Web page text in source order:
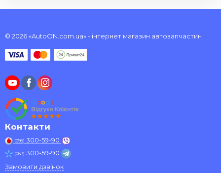
© 2026 «AutoON.com.ua» - інтернет магазин автозапчастин
Контакти
(099) 300-59-90
(067) 300-59-90
Замовити дзвінок